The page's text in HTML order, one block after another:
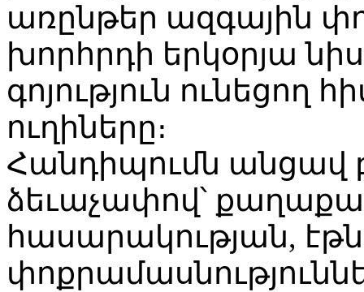
առընթեր ազգային
խորհրդի երկօրյա
գոյություն ունեցող
ուղիները։
Հանդիպումն անցավ
ձեւաչափով՝
հասարակության,